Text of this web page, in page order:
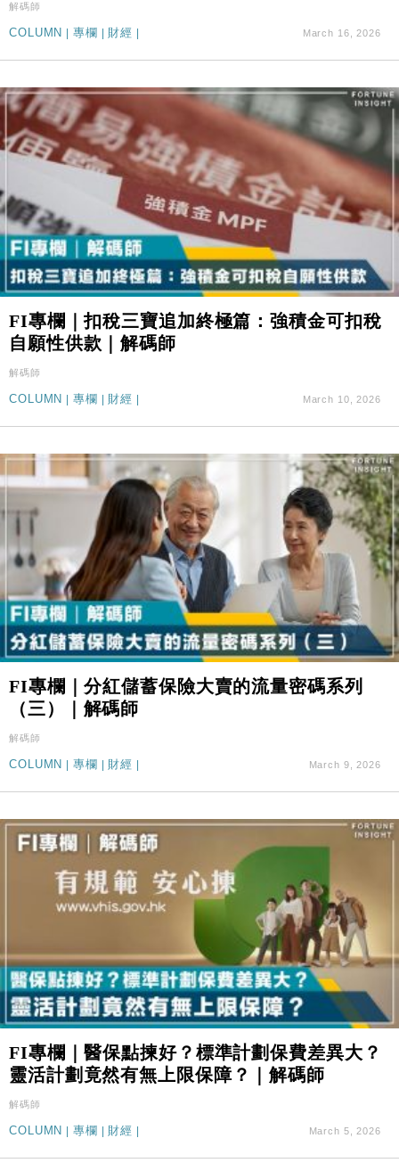
解碼師
COLUMN 專欄 財經 March 16, 2026
FI專欄｜扣稅三寶追加終極篇：強積金可扣稅
自願性供款｜解碼師
解碼師
COLUMN | 專欄 | 財經 | March 10, 2026
FI專欄｜分紅儲蓄保險大賣的流量密碼系列
（三）｜解碼師
解碼師
COLUMN 專欄 財經 March 9, 2026
FI專欄｜醫保點揀好？標準計劃保費差異大？
靈活計劃竟然有無上限保障？｜解碼師
解碼師
COLUMN | 專欄 | 財經 | March 5, 2026